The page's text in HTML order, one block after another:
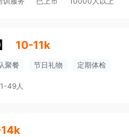
】 10-11k
聚餐 节日礼物 定期体检
1-49人